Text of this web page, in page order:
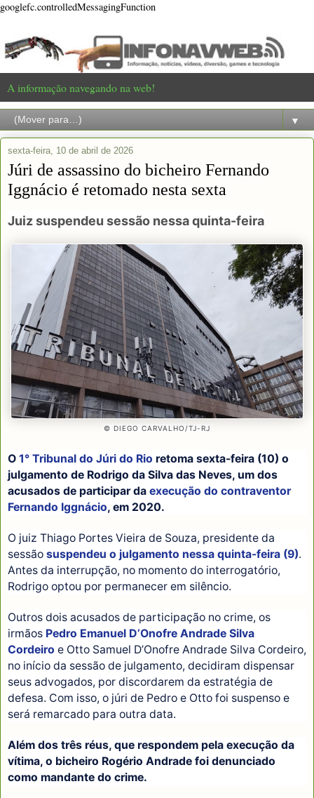
googlefc.controlledMessagingFunction
A informação navegando na web!
▼
sexta-feira, 10 de abril de 2026
Júri de assassino do bicheiro Fernando
Iggnácio é retomado nesta sexta
Juiz suspendeu sessão nessa quinta-feira
© DIEGO CARVALHO/TJ-RJ
O 1° Tribunal do Júri do Rio retoma sexta-feira (10) o
julgamento de Rodrigo da Silva das Neves, um dos
acusados de participar da execução do contraventor
Fernando Iggnácio, em 2020.
O juiz Thiago Portes Vieira de Souza, presidente da
sessão suspendeu o julgamento nessa quinta-feira (9).
Antes da interrupção, no momento do interrogatório,
Rodrigo optou por permanecer em silêncio.
Outros dois acusados de participação no crime, os
irmãos Pedro Emanuel D’Onofre Andrade Silva
Cordeiro e Otto Samuel D’Onofre Andrade Silva Cordeiro,
no início da sessão de julgamento, decidiram dispensar
seus advogados, por discordarem da estratégia de
defesa. Com isso, o júri de Pedro e Otto foi suspenso e
será remarcado para outra data.
Além dos três réus, que respondem pela execução da
vítima, o bicheiro Rogério Andrade foi denunciado
como mandante do crime.